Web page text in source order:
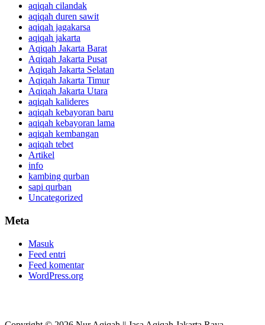
aqiqah cilandak
aqiqah duren sawit
aqiqah jagakarsa
aqiqah jakarta
Aqiqah Jakarta Barat
Aqiqah Jakarta Pusat
Aqiqah Jakarta Selatan
Aqiqah Jakarta Timur
Aqiqah Jakarta Utara
aqiqah kalideres
aqiqah kebayoran baru
aqiqah kebayoran lama
aqiqah kembangan
aqiqah tebet
Artikel
info
kambing qurban
sapi qurban
Uncategorized
Meta
Masuk
Feed entri
Feed komentar
WordPress.org